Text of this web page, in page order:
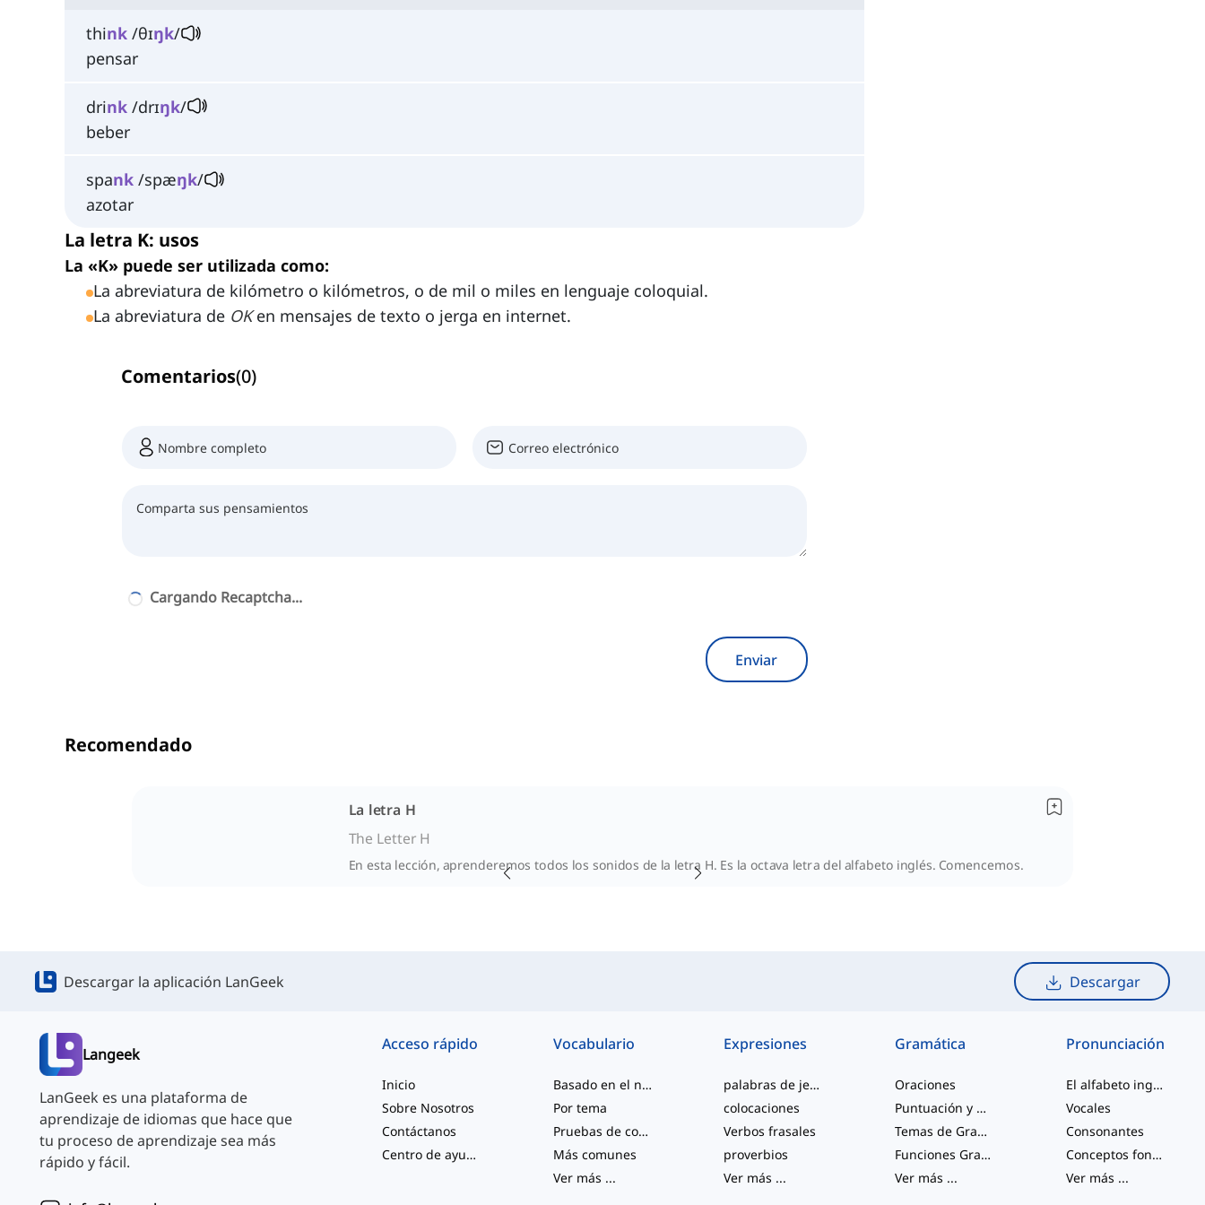
think /θɪŋk/
pensar
drink /drɪŋk/
beber
spank /spæŋk/
azotar
La letra K: usos
La «K» puede ser utilizada como:
La abreviatura de kilómetro o kilómetros, o de mil o miles en lenguaje coloquial.
La abreviatura de OKen mensajes de texto o jerga en internet.
Comentarios(0)
Cargando Recaptcha...
Enviar
Recomendado
La letra H
The Letter H
En esta lección, aprenderemos todos los sonidos de la letra H. Es la octava letra del alfabeto inglés. Comencemos.
Descargar la aplicación LanGeek Descargar
Langeek
LanGeek es una plataforma de
aprendizaje de idiomas que hace que
tu proceso de aprendizaje sea más
rápido y fácil.
Acceso rápido
Inicio
Sobre Nosotros
Contáctanos
Centro de ayuda
Vocabulario
Basado en el nivel
Por tema
Pruebas de competencia
Más comunes
Ver más ...
Expresiones
palabras de jerga
colocaciones
Verbos frasales
proverbios
Ver más ...
Gramática
Oraciones
Puntuación y Ortografía
Temas de Gramática Varios
Funciones Gramaticales
Ver más ...
Pronunciación
El alfabeto inglés
Vocales
Consonantes
Conceptos fonológicos
Ver más ...